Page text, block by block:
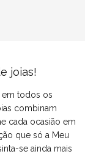
joias!
em todos os
combinam
cada ocasião em
que só a Meu
se ainda mais